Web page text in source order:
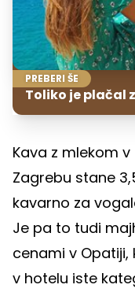
PREBERI ŠE
Toliko je plačal
Kava z mlekom
Zagrebu stane
kavarno za
Je pa to tudi
cenami v Opatiji,
v hotelu iste